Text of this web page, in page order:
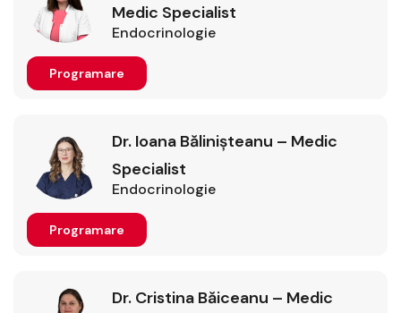
Medic Specialist
Endocrinologie
Programare
Dr. Ioana Bălinișteanu – Medic
Specialist
Endocrinologie
Programare
Dr. Cristina Băiceanu – Medic